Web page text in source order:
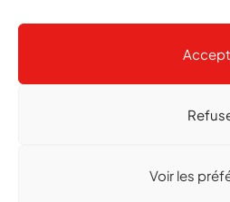
Voir les
© 2026 echo Magazine